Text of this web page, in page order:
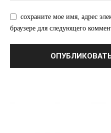
сохраните мое имя, адрес
браузере для следующего